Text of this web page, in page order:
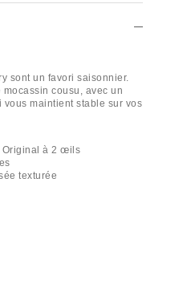
sont un favori saisonnier.
cousu, avec un
maintient stable sur vos
Original à 2 œils
texturée